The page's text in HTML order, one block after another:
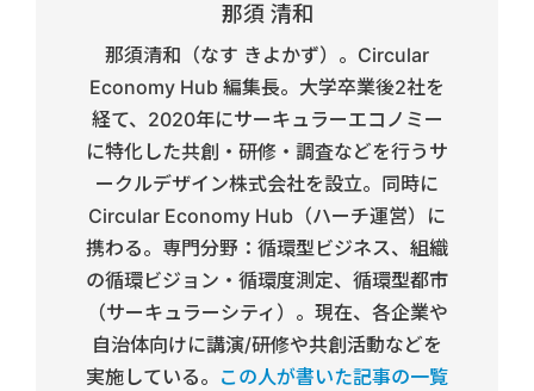
那須 清和
那須清和（なす きよかず）。Circular
Economy Hub 編集長。大学卒業後2社を
経て、2020年にサーキュラーエコノミー
に特化した共創・研修・調査などを行うサ
ークルデザイン株式会社を設立。同時に
Circular Economy Hub（ハーチ運営）に
携わる。専門分野：循環型ビジネス、組織
の循環ビジョン・循環度測定、循環型都市
（サーキュラーシティ）。現在、各企業や
自治体向けに講演/研修や共創活動などを
実施している。 この人が書いた記事の一覧